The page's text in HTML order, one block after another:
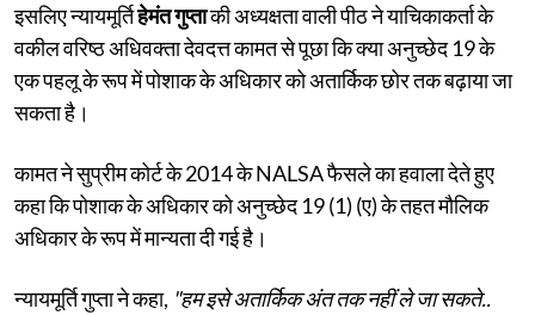
इसलिए न्यायमूर्तिहेमंत गुप्ताकी अध्यक्षता वाली पीठ ने याचिकाकर्ता के
वकील वरिष्ठ अधिवक्ता देवदत्त कामत से पूछा कि क्या अनुच्छेद 19 के
एक पहलू के रूप में पोशाक के अधिकार को अतार्किक छोर तक बढ़ाया जा
सकता है।
कामत ने सुप्रीम कोर्ट के 2014 के NALSA फैसले का हवाला देते हुए
कहा कि पोशाक के अधिकार को अनुच्छेद 19 (1) (ए) के तहत मौलिक
अधिकार के रूप में मान्यता दी गई है।
न्यायमूर्ति गुप्ता ने कहा, "हम इसे अतार्किक अंत तक नहीं ले जा सकते..